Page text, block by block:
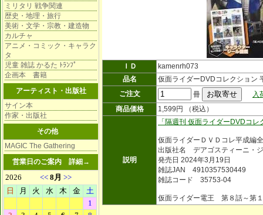
ミリタリ 戦争関連
歴史・地理・旅行
美術・文学・宗教・建造物
カルチャ
アニメ・コミック・キャラク
タ
児童 雑誌 かるた ﾄﾗﾝﾌﾟ
企画本 書籍
アーティスト・出版社
サイン本
作家・出版社
その他
MAGIC The Gathering
営業日のご案内 詳細→
ＩＤ
kamenrh073
品名
仮面ライダーDVDコレクショ
ご注文
冊
入
商品価格
1,599円 （税込）
説明
「隔週刊 仮面ライダーDVDコ
仮面ライダーＤＶＤコレ平成編
出版社名 デアゴスティーニ・
発売日 2024年3月19日
雑誌JAN 4910357530449
雑誌コード 35753-04
仮面ライダー電王 第８話～第